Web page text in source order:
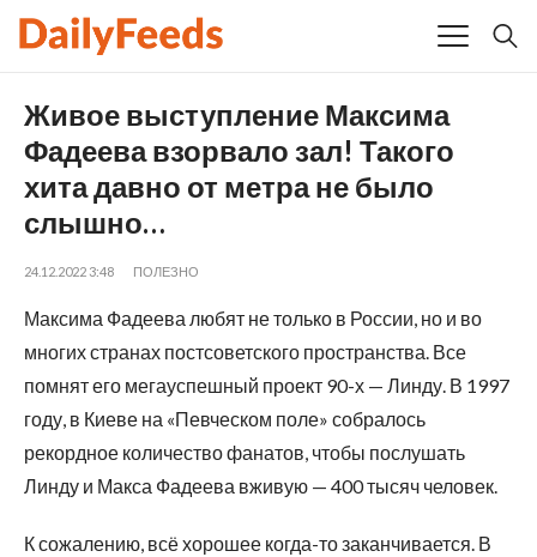
Живое выступление Максима
Фадеева взорвало зал! Такого
хита давно от метра не было
слышно…
24.12.2022 3:48 ПОЛЕЗНО
Максима Фадеева любят не только в России, но и во
многих странах постсоветского пространства. Все
помнят его мегауспешный проект 90-х — Линду. В 1997
году, в Киеве на «Певческом поле» собралось
рекордное количество фанатов, чтобы послушать
Линду и Макса Фадеева вживую — 400 тысяч человек.
К сожалению, всё хорошее когда-то заканчивается. В